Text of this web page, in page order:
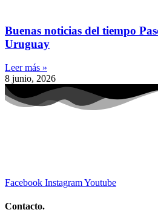
Buenas noticias del tiempo
Uruguay
Leer más »
8 junio, 2026
Facebook InstagramYoutube
Contacto.